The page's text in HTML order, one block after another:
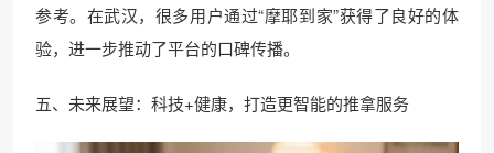
参考。在武汉，很多用户通过“摩耶到家”获得了良好的体
验，进一步推动了平台的口碑传播。
五、未来展望：科技+健康，打造更智能的推拿服务